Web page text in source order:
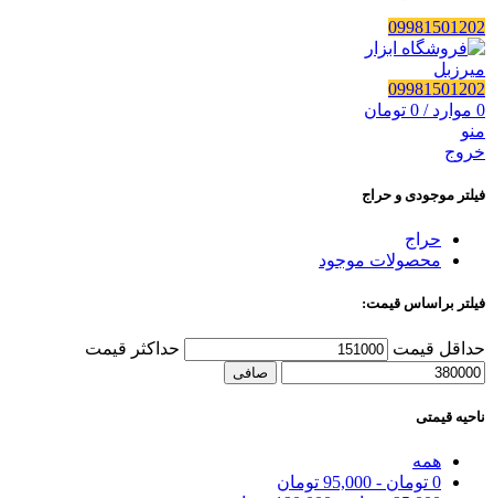
09981501202
09981501202
0 موارد /
0 تومان
منو
خروج
فیلتر موجودی و حراج
حراج
محصولات موجود
فیلتر براساس قیمت:
حداقل قیمت حداكثر قيمت
صافی
ناحیه قیمتی
همه
0 تومان -
95,000 تومان